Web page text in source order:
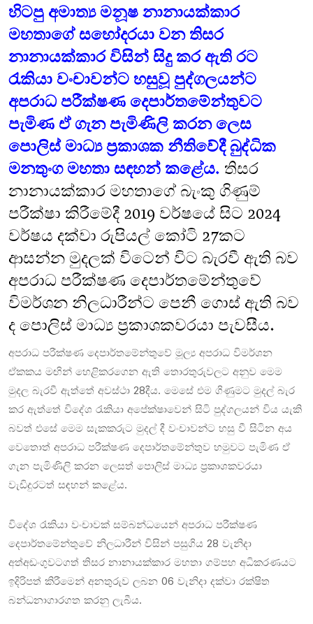
හිටපු අමාත්‍ය මනූෂ නානායක්කාර
මහතාගේ සහෝදරයා වන තිසර
නානායක්කාර විසින් සිදු කර ඇති රට
රැකියා වංචාවන්ට හසුවූ පුද්ගලයන්ට
අපරාධ පරීක්ෂණ දෙපාර්තමේන්තුවට
පැමිණ ඒ ගැන පැමිණිලි කරන ලෙස
පොලිස් මාධ්‍ය ප්‍රකාශක නීතිවේදී බුද්ධික
මනතුංග මහතා සඳහන් කළේය. තිසර
නානායක්කාර මහතාගේ බැංකු ගිණුම්
පරීක්ෂා කිරීමේදී 2019 වර්ෂයේ සිට 2024
වර්ෂය දක්වා රුපියල් කෝටි 27කට
ආසන්න මුදලක් විටෙන් විට බැරවී ඇති බව
අපරාධ පරීක්ෂණ දෙපාර්තමේන්තුවේ
විමර්ශන නිලධාරීන්ට පෙනී ගොස් ඇති බව
ද පොලිස් මාධ්‍ය ප්‍රකාශකවරයා පැවසීය.
අපරාධ පරීක්ෂණ දෙපාර්තමේන්තුවේ මූල්‍ය අපරාධ විමර්ශන
ඒකකය මඟින් හෙළිකරගෙන ඇති තොරතුරුවලට අනුව මෙම
මුදල බැරවී ඇත්තේ අවස්ථා 28දීය. මෙසේ එම ගිණුමට මුදල් බැර
කර ඇත්තේ විදේශ රැකියා අපේක්ෂාවෙන් සිටි පුද්ගලයන් විය යැකි
බවත් එසේ මෙම සැකකරුට මුදල් දී වංචාවන්ට හසු වී සිටින අය
වෙතොත් අපරාධ පරීක්ෂණ දෙපාර්තමේන්තුව හමුවට පැමිණ ඒ
ගැන පැමිණිලි කරන ලෙසත් පොලිස් මාධ්‍ය ප්‍රකාශකවරයා
වැඩිදුරටත් සඳහන් කළේය.
විදේශ රැකියා වංචාවක් සම්බන්ධයෙන් අපරාධ පරීක්ෂණ
දෙපාර්තමේන්තුවේ නිලධාරීන් විසින් පසුගිය 28 වැනිදා
අත්අඩංගුවටගත් තිසර නානායක්කාර මහතා ගම්පහ අධිකරණයට
ඉදිරිපත් කිරීමෙන් අනතුරුව ලබන 06 වැනිදා දක්වා රක්ෂිත
බන්ධනාගාරගත කරනු ලැබීය.